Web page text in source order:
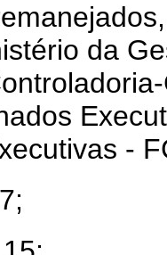
da
-